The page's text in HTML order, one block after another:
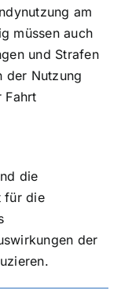
am
müssen auch
und Strafen
der Nutzung
Fahrt
die
für die
der